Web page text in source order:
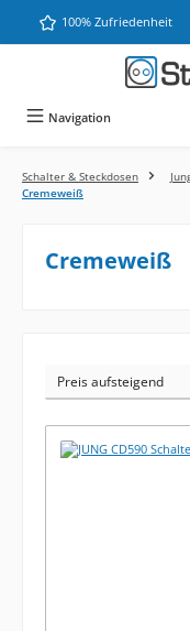
Zum Hauptinhalt springen
100% Zufriedenheit
Navigation
Schalter & Steckdosen
Cremeweiß
Cremeweiß